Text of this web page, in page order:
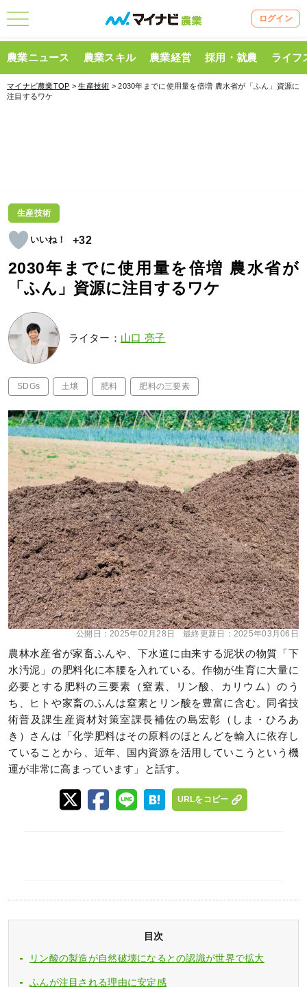
ログイン
農業ニュース 農業スキル 農業経営 採用・就農 ライフ
マイナビ農業TOP >生産技術 > 2030年までに使用量を倍増 農水省が「ふん」資源に
注目するワケ
生産技術
+32
2030年までに使用量を倍増 農水省が
「ふん」資源に注目するワケ
ライター： 山口 亮子
SDGs 土壌 肥料 肥料の三要素
公開日：2025年02月28日 最終更新日： 2025年03月06日
農林水産省が家畜ふんや、下水道に由来する泥状の物質「下
水汚泥」の肥料化に本腰を入れている。作物が生育に大量に
必要とする肥料の三要素（窒素、リン酸、カリウム）のう
ち、ヒトや家畜のふんは窒素とリン酸を豊富に含む。同省技
術普及課生産資材対策室課長補佐の島宏彰（しま・ひろあ
き）さんは「化学肥料はその原料のほとんどを輸入に依存し
ていることから、近年、国内資源を活用していこうという機
運が非常に高まっています」と話す。
URLをコピー
目次
リン酸の製造が自然破壊になるとの認識が世界で拡大
ふんが注目される理由に安定感